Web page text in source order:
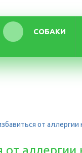
СОБАКИ
от аллергии
от